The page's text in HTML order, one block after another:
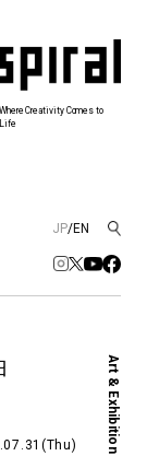
JP/EN
Where Creativity Comes to
Life
公演、イベント
ートフェスティ
Art & Exhibition